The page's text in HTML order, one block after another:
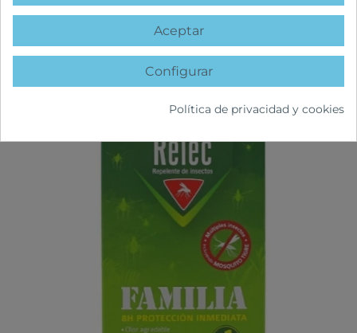
favorite
Aceptar
Configurar
Política de privacidad y cookies